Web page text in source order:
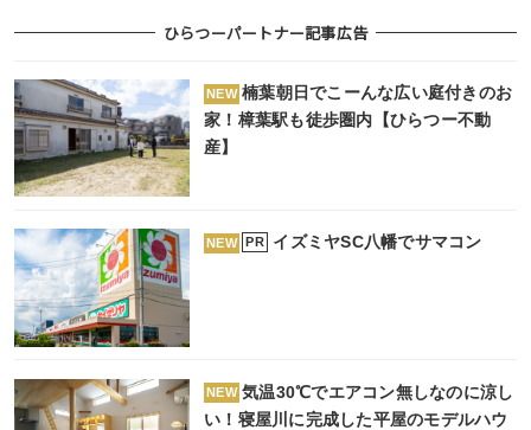
ひらつーパートナー記事広告
NEW 楠葉朝日でこーんな広い庭付きのお
家！樟葉駅も徒歩圏内【ひらつー不動
産】
NEW PR イズミヤSC八幡でサマコン
NEW 気温30℃でエアコン無しなのに涼し
い！寝屋川に完成した平屋のモデルハウ